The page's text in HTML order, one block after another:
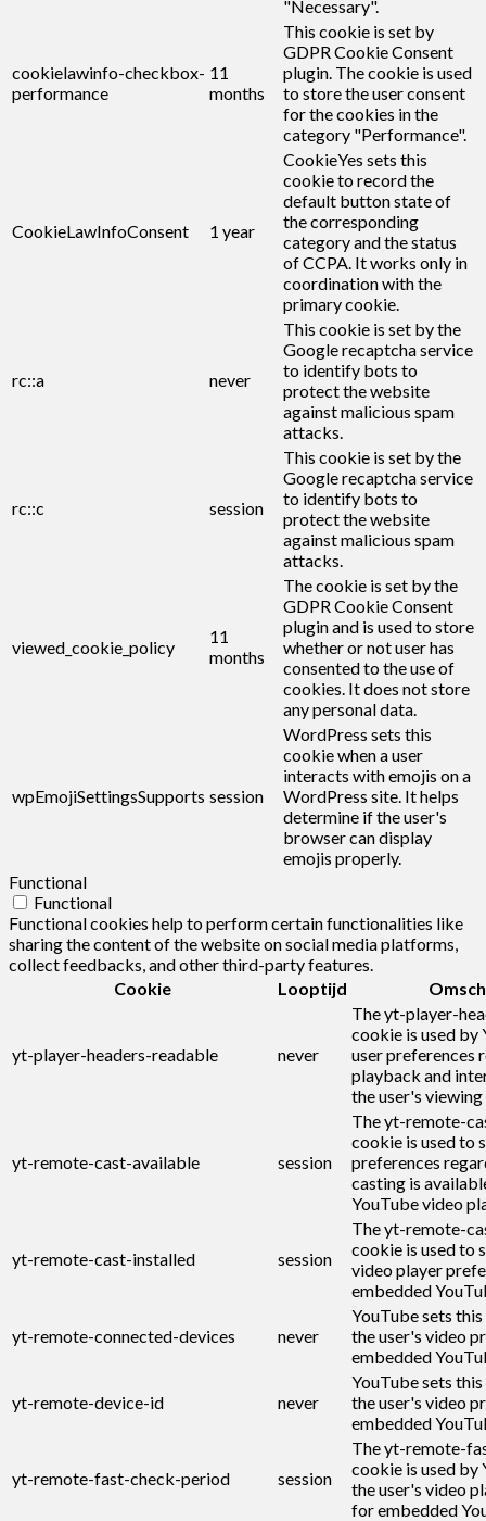
"Necessary".
cookielawinfo-checkbox-
performance
11
months
This cookie is set by
GDPR Cookie Consent
plugin. The cookie is used
to store the user consent
for the cookies in the
category "Performance".
CookieLawInfoConsent 1 year
CookieYes sets this
cookie to record the
default button state of
the corresponding
category and the status
of CCPA. It works only in
coordination with the
primary cookie.
rc::a never
This cookie is set by the
Google recaptcha service
to identify bots to
protect the website
against malicious spam
attacks.
rc::c session
This cookie is set by the
Google recaptcha service
to identify bots to
protect the website
against malicious spam
attacks.
viewed_cookie_policy
11
months
The cookie is set by the
GDPR Cookie Consent
plugin and is used to store
whether or not user has
consented to the use of
cookies. It does not store
any personal data.
wpEmojiSettingsSupports session
WordPress sets this
cookie when a user
interacts with emojis on a
WordPress site. It helps
determine if the user's
browser can display
emojis properly.
Functional
Functional
Functional cookies help to perform certain functionalities like
sharing the content of the website on social media platforms,
collect feedbacks, and other third-party features.
Cookie
Looptijd
yt-player-headers-readable never
The yt-player-
cookie is used by
user preferences
playback and
the user's
yt-remote-cast-available session
The yt-remote-
cookie is used to
preferences
casting is
YouTube video
yt-remote-cast-installed session
The yt-remote-
cookie is used to
video player
embedded
yt-remote-connected-devices never
YouTube sets
the user's video
embedded
yt-remote-device-id never
YouTube sets
the user's video
embedded
yt-remote-fast-check-period session
The yt-remote-
cookie is used by
the user's video
for embedded